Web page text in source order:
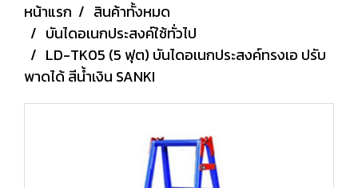
หน้าแรก
สินค้าทั้งหมด
บันไดอเนกประสงค์ใช้ทั่วไป
LD-TK05 (5 ฟุต) บันไดอเนกประสงค์ทรงเอ ปรับ
พาดได้ สีน้ำเงิน SANKI